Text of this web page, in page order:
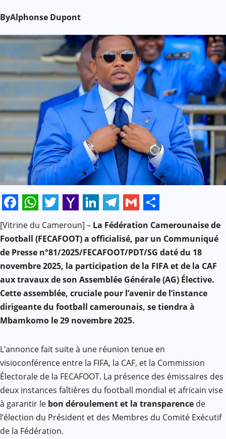
ByAlphonse Dupont
Facebook
WhatsApp
Twitter
Yahoo
Mail
LinkedIn
Telegram
Gmail
Share
[Vitrine du Cameroun] – La Fédération Camerounaise de
Football (FECAFOOT) a officialisé, par un Communiqué
de Presse n°81/2025/FECAFOOT/PDT/SG daté du 18
novembre 2025, la participation de la FIFA et de la CAF
aux travaux de son Assemblée Générale (AG) Élective.
Cette assemblée, cruciale pour l’avenir de l’instance
dirigeante du football camerounais, se tiendra à
Mbamkomo le 29 novembre 2025.
L’annonce fait suite à une réunion tenue en
visioconférence entre la FIFA, la CAF, et la Commission
Électorale de la FECAFOOT. La présence des émissaires des
deux instances faîtières du football mondial et africain vise
à garantir le bon déroulement et la transparence de
l’élection du Président et des Membres du Comité Exécutif
de la Fédération.